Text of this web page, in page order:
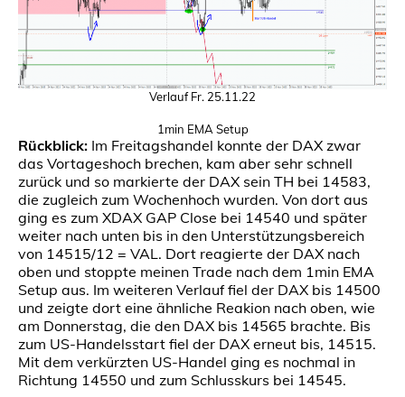
Verlauf Fr. 25.11.22
1min EMA Setup
Rückblick: Im Freitagshandel konnte der DAX zwar
das Vortageshoch brechen, kam aber sehr schnell
zurück und so markierte der DAX sein TH bei 14583,
die zugleich zum Wochenhoch wurden. Von dort aus
ging es zum XDAX GAP Close bei 14540 und später
weiter nach unten bis in den Unterstützungsbereich
von 14515/12 = VAL. Dort reagierte der DAX nach
oben und stoppte meinen Trade nach dem 1min EMA
Setup aus. Im weiteren Verlauf fiel der DAX bis 14500
und zeigte dort eine ähnliche Reakion nach oben, wie
am Donnerstag, die den DAX bis 14565 brachte. Bis
zum US-Handelsstart fiel der DAX erneut bis, 14515.
Mit dem verkürzten US-Handel ging es nochmal in
Richtung 14550 und zum Schlusskurs bei 14545.